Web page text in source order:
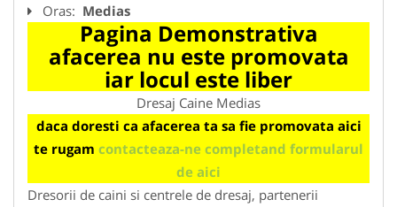
Oras: Medias
Pagina Demonstrativa
afacerea nu este promovata
iar locul este liber
Dresaj Caine Medias
daca doresti ca afacerea ta sa fie promovata aici
te rugam contacteaza-ne completand formularul
de aici
Dresorii de caini si centrele de dresaj, partenerii